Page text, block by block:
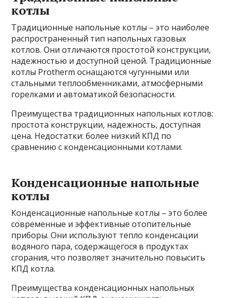
котлы
Традиционные напольные котлы – это наиболее
распространенный тип напольных газовых
котлов. Они отличаются простотой конструкции,
надежностью и доступной ценой. Традиционные
котлы Protherm оснащаются чугунными или
стальными теплообменниками, атмосферными
горелками и автоматикой безопасности.
Преимущества традиционных напольных котлов:
простота конструкции, надежность, доступная
цена. Недостатки: более низкий КПД по
сравнению с конденсационными котлами.
Конденсационные напольные
котлы
Конденсационные напольные котлы – это более
современные и эффективные отопительные
приборы. Они используют тепло конденсации
водяного пара, содержащегося в продуктах
сгорания, что позволяет значительно повысить
КПД котла.
Преимущества конденсационных напольных